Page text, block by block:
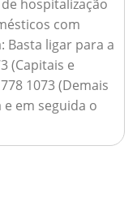
hospitalização
com
Basta ligar para a
(Capitais e
1073 (Demais
e em seguida o